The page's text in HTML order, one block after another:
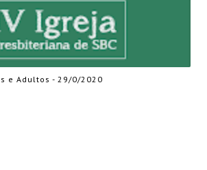
e Adultos - 29/0/2020